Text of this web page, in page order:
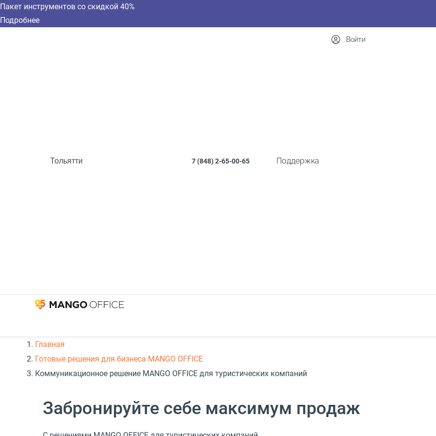
Пакет инструментов со скидкой 40%
Подробнее
Тольятти 7 (848)2-65-00-65 Поддержка
Войти
Главная
Готовые решения для бизнеса MANGO OFFICE
Коммуникационное решение MANGO OFFICE для туристических компаний
Забронируйте себе максимум продаж